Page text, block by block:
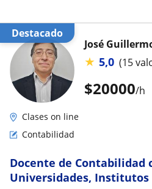
Destacado
$20000/h
José
★ 5,0 (15
Clases on line
Contabilidad
Docente de Contabilidad
Universidades,